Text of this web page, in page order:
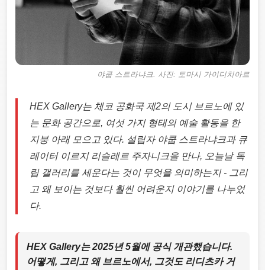
야쿱 스트라냐크 . 사진: 토마시 가이디치아르
HEX Gallery는 체코 공화국 제2의 도시 브르노에 있
는 문화 공간으로, 여섯 가지 형태의 예술 활동을 한
지붕 아래 모으고 있다. 설립자 야쿱 스트라냐크과 큐
레이터 이르지 리슬레르 주자니크을 만나, 오늘날 독
립 갤러리를 세운다는 것이 무엇을 의미하는지 - 그리
고 왜 보이는 것보다 훨씬 어려운지 이야기를 나누었
다.
HEX Gallery는 2025년 5월에 공식 개관했습니다.
어떻게, 그리고 왜 브르노에서, 그것도 리디츠카 거